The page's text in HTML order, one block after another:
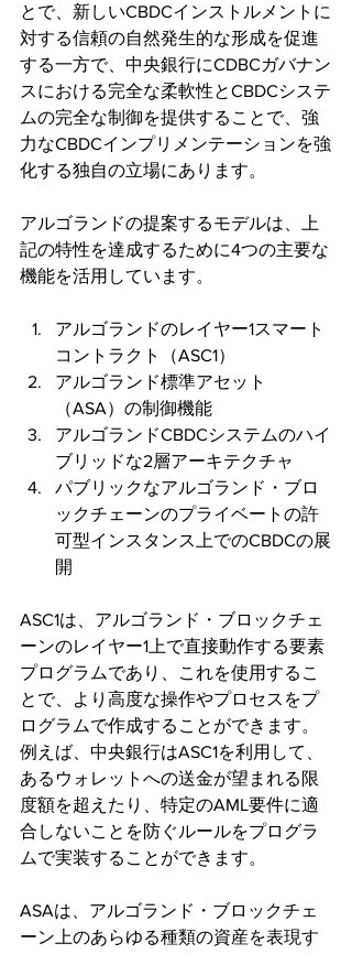
とで、新しいCBDCインストルメントに
対する信頼の自然発生的な形成を促進
する一方で、中央銀行にCDBCガバナン
スにおける完全な柔軟性とCBDCシステ
ムの完全な制御を提供することで、強
力なCBDCインプリメンテーションを強
化する独自の立場にあります。
アルゴランドの提案するモデルは、上
記の特性を達成するために4つの主要な
機能を活用しています。
アルゴランドのレイヤー1スマート
コントラクト（ASC1）
アルゴランド標準アセット
（ASA）の制御機能
アルゴランドCBDCシステムのハイ
ブリッドな2層アーキテクチャ
パブリックなアルゴランド・ブロ
ックチェーンのプライベートの許
可型インスタンス上でのCBDCの展
開
ASC1は、アルゴランド・ブロックチェ
ーンのレイヤー1上で直接動作する要素
プログラムであり、これを使用するこ
とで、より高度な操作やプロセスをプ
ログラムで作成することができます。
例えば、中央銀行はASC1を利用して、
あるウォレットへの送金が望まれる限
度額を超えたり、特定のAML要件に適
合しないことを防ぐルールをプログラ
ムで実装することができます。
ASAは、アルゴランド・ブロックチェ
ーン上のあらゆる種類の資産を表現す